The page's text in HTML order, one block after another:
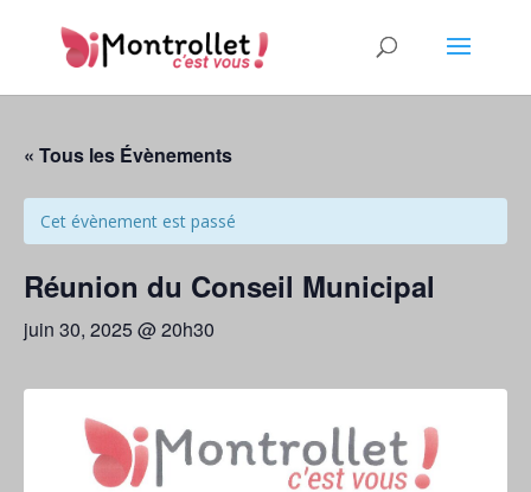
« Tous les Évènements
Cet évènement est passé
Réunion du Conseil Municipal
juin 30, 2025 @ 20h30